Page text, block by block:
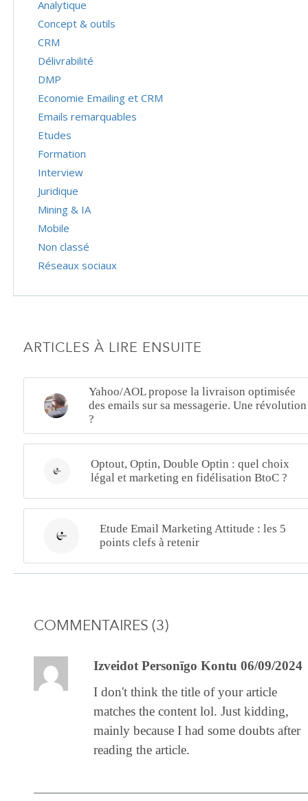
Analytique
Concept & outils
CRM
Délivrabilité
DMP
Economie Emailing et CRM
Emails remarquables
Etudes
Formation
Interview
Juridique
Mining & IA
Mobile
Non classé
Réseaux sociaux
ARTICLES À LIRE ENSUITE
Yahoo/AOL propose la livraison optimisée
des emails sur sa messagerie. Une révolution
?
Optout, Optin, Double Optin : quel choix
légal et marketing en fidélisation BtoC ?
Etude Email Marketing Attitude : les 5
points clefs à retenir
COMMENTAIRES (3)
Izveidot Personīgo Kontu 06/09/2024
I don't think the title of your article
matches the content lol. Just kidding,
mainly because I had some doubts after
reading the article.